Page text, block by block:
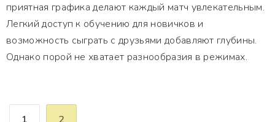
приятная графика делают каждый матч увлекательным.
Легкий доступ к обучению для новичков и
возможность сыграть с друзьями добавляют глубины.
Однако порой не хватает разнообразия в режимах.